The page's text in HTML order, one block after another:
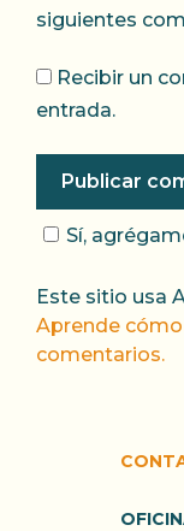
siguientes
Recibir un
entrada.
Sí,
Este sitio usa
Aprende
comentarios.